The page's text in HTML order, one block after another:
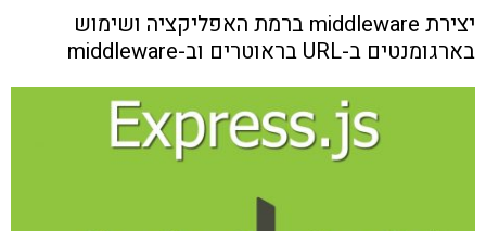
יצירת middleware ברמת האפליקציה ושימוש
בארגומנטים ב-URL בראוטרים וב-middleware